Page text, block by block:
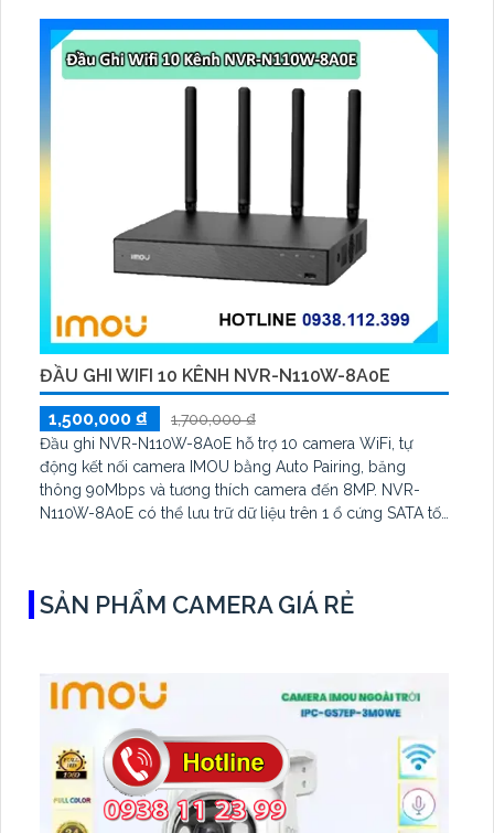
tiện, lưu trữ thẻ microSD tối đa 512 GB
ĐẦU GHI WIFI 10 KÊNH NVR-N110W-8A0E
1,500,000 ₫
1,700,000 ₫
Đầu ghi NVR-N110W-8A0E hỗ trợ 10 camera WiFi, tự
động kết nối camera IMOU bằng Auto Pairing, băng
thông 90Mbps và tương thích camera đến 8MP. NVR-
N110W-8A0E có thể lưu trữ dữ liệu trên 1 ổ cứng SATA tối
SẢN PHẨM CAMERA GIÁ RẺ